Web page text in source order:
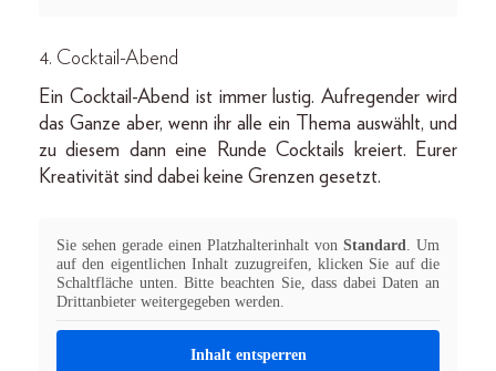
4. Cocktail-Abend
Ein Cocktail-Abend ist immer lustig. Aufregender wird
das Ganze aber, wenn ihr alle ein Thema auswählt, und
zu diesem dann eine Runde Cocktails kreiert. Eurer
Kreativität sind dabei keine Grenzen gesetzt.
Sie sehen gerade einen Platzhalterinhalt von Standard
. Um
auf den eigentlichen Inhalt zuzugreifen, klicken Sie auf die
Schaltfläche unten. Bitte beachten Sie, dass dabei Daten an
Drittanbieter weitergegeben werden.
Inhalt entsperren